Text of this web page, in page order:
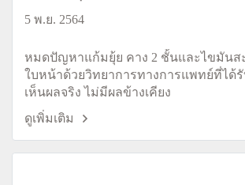
5 พ.ย. 2564
หมดปัญหาแก้มยุ้ย คาง 2 ชั้นและไขมันส
ใบหน้าด้วยวิทยาการทางการแพทย์ที่ได้
เห็นผลจริง ไม่มีผลข้างเคียง
ดูเพิ่มเติม